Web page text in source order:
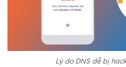
Lý do DNS dễ bị